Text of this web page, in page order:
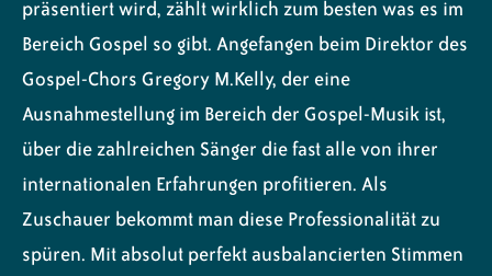
präsentiert wird, zählt wirklich zum besten was es im
Bereich Gospel so gibt. Angefangen beim Direktor des
Gospel-Chors Gregory M.Kelly, der eine
Ausnahmestellung im Bereich der Gospel-Musik ist,
über die zahlreichen Sänger die fast alle von ihrer
internationalen Erfahrungen profitieren. Als
Zuschauer bekommt man diese Professionalität zu
spüren. Mit absolut perfekt ausbalancierten Stimmen